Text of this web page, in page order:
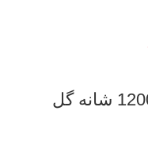
فرش کد 9032 طرح واگیره 1200 شانه گل